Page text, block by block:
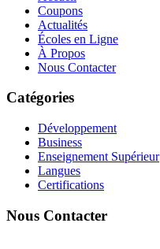
Coupons
Actualités
Écoles en Ligne
À Propos
Nous Contacter
Catégories
Développement
Business
Enseignement Supérieur
Langues
Certifications
Nous Contacter